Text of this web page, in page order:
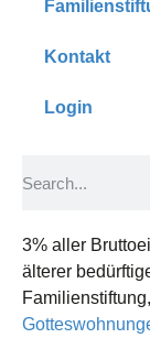
Kontakt
Login
3% aller
älterer